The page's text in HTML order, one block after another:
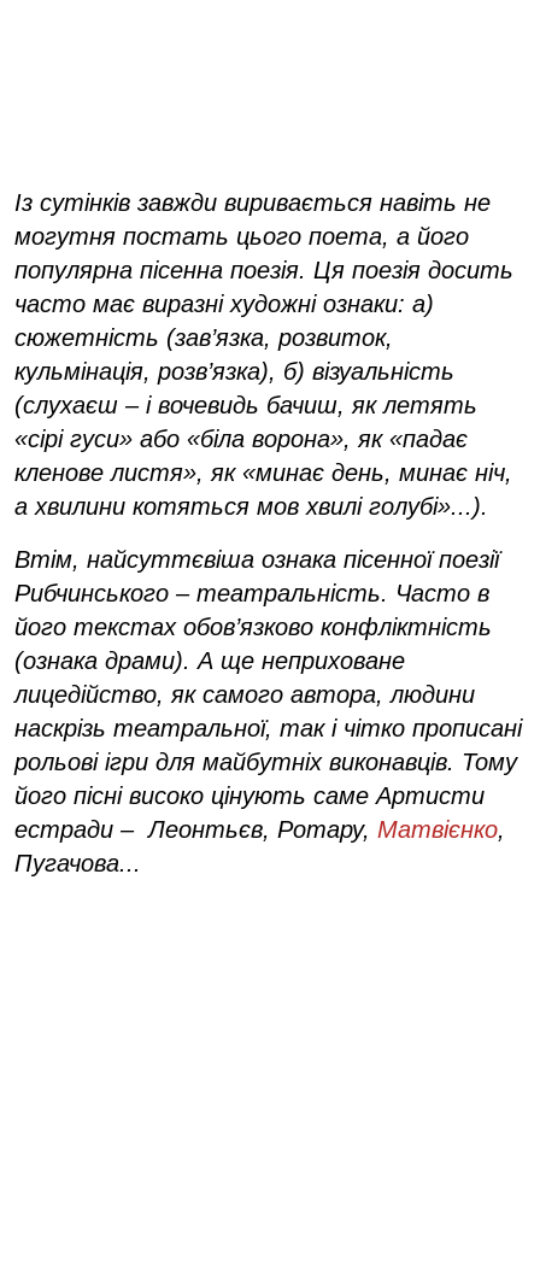
Із сутінків завжди виривається навіть не
могутня постать цього поета, а його
популярна пісенна поезія. Ця поезія досить
часто має виразні художні ознаки: а)
сюжетність (зав’язка, розвиток,
кульмінація, розв’язка), б) візуальність
(слухаєш – і вочевидь бачиш, як летять
«сірі гуси» або «біла ворона», як «падає
кленове листя», як «минає день, минає ніч,
а хвилини котяться мов хвилі голубі»...).
Втім, найсуттєвіша ознака пісенної поезії
Рибчинського – театральність. Часто в
його текстах обов’язково конфліктність
(ознака драми). А ще неприховане
лицедійство, як самого автора, людини
наскрізь театральної, так і чітко прописані
рольові ігри для майбутніх виконавців. Тому
його пісні високо цінують саме Артисти
естради – Леонтьєв, Ротару, Матвієнко,
Пугачова...